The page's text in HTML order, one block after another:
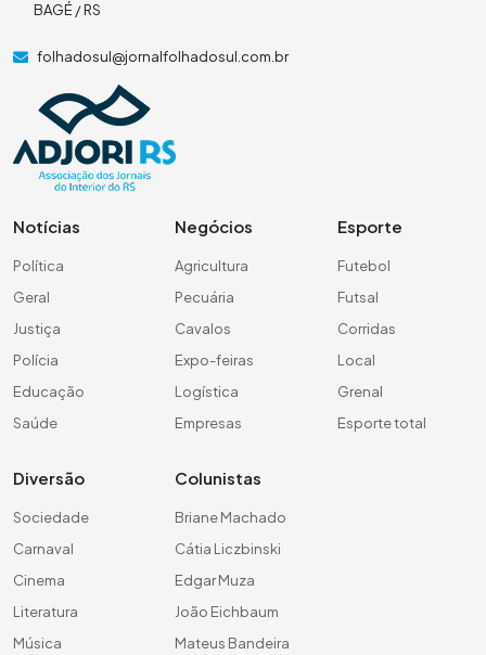
BAGÉ / RS
folhadosul@jornalfolhadosul.com.br
Notícias
Política
Geral
Justiça
Polícia
Educação
Saúde
Negócios
Agricultura
Pecuária
Cavalos
Expo-feiras
Logística
Empresas
Esporte
Futebol
Futsal
Corridas
Local
Grenal
Esporte total
Diversão
Sociedade
Carnaval
Cinema
Literatura
Música
Colunistas
Briane Machado
Cátia Liczbinski
Edgar Muza
João Eichbaum
Mateus Bandeira